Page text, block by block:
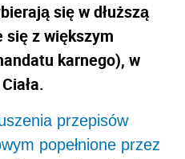
się w dłuższą
się z większym
karnego), w
przepisów
popełnione przez